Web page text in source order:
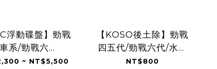
浮動碟盤】勁戰
車系/勁戰六
BWSX/水冷
~ NT$5,500
【KOSO後土除】勁戰
四五代/勁戰六代/水冷
BWS/FORCE2.0/FORCE/
NT$800